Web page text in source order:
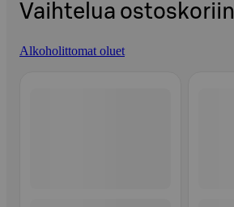
Vaihtelua ostoskoriin
Alkoholittomat oluet